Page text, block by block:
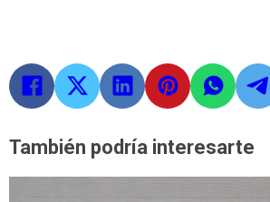
También podría interesarte